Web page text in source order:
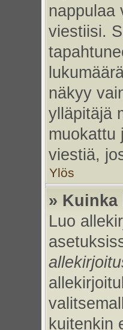
nappulaa
viestiisi.
näkyy
ylläpitäjä
muokattu
viestiä,
Ylös
»
Luo
kuitenkin